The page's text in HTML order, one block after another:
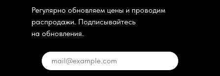
Регулярно обновляем цены и проводим
распродажи. Подписывайтесь
на обновления.